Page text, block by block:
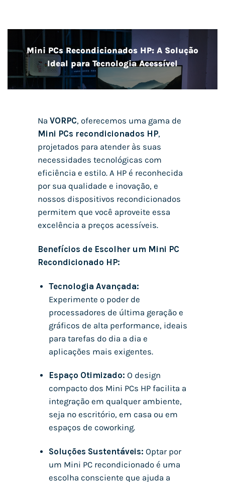
Mini PCs Recondicionados HP: A Solução
Ideal para Tecnologia Acessível
Na VORPC, oferecemos uma gama de
Mini PCs recondicionados HP,
projetados para atender às suas
necessidades tecnológicas com
eficiência e estilo. A HP é reconhecida
por sua qualidade e inovação, e
nossos dispositivos recondicionados
permitem que você aproveite essa
excelência a preços acessíveis.
Benefícios de Escolher um Mini PC
Recondicionado HP:
Tecnologia Avançada:
Experimente o poder de
processadores de última geração e
gráficos de alta performance, ideais
para tarefas do dia a dia e
aplicações mais exigentes.
Espaço Otimizado: O design
compacto dos Mini PCs HP facilita a
integração em qualquer ambiente,
seja no escritório, em casa ou em
espaços de coworking.
Soluções Sustentáveis: Optar por
um Mini PC recondicionado é uma
escolha consciente que ajuda a